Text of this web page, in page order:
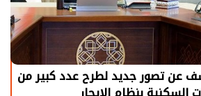
توقف الأنشطة في قطاع الطاقة